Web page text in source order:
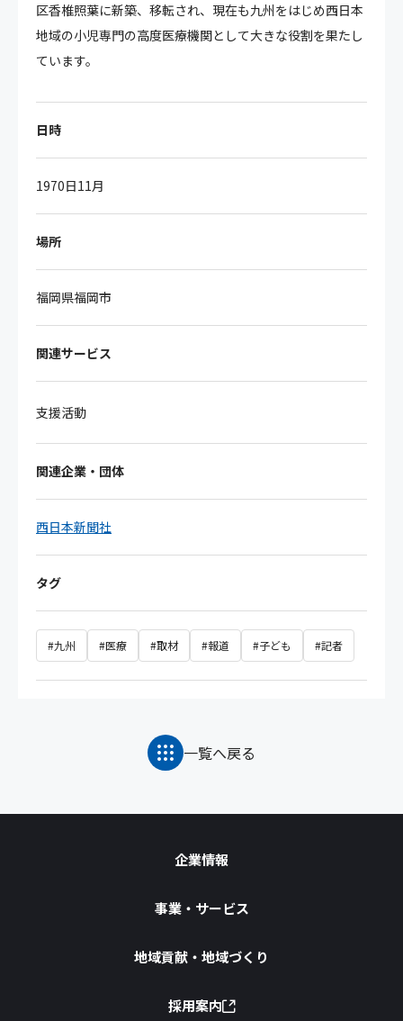
区香椎照葉に新築、移転され、現在も九州をはじめ西日本
地域の小児専門の高度医療機関として大きな役割を果たし
ています。
日時
1970日11月
場所
福岡県福岡市
関連サービス
支援活動
関連企業・団体
西日本新聞社
タグ
#九州 #医療 #取材 #報道 #子ども #記者
一覧へ戻る
企業情報
事業・サービス
地域貢献・地域づくり
採用案内